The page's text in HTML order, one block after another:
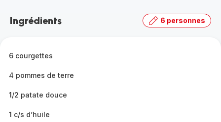
gamme
Ingrédients 6 personnes
6 courgettes
4 pommes de terre
1/2 patate douce
1 c/s d’huile